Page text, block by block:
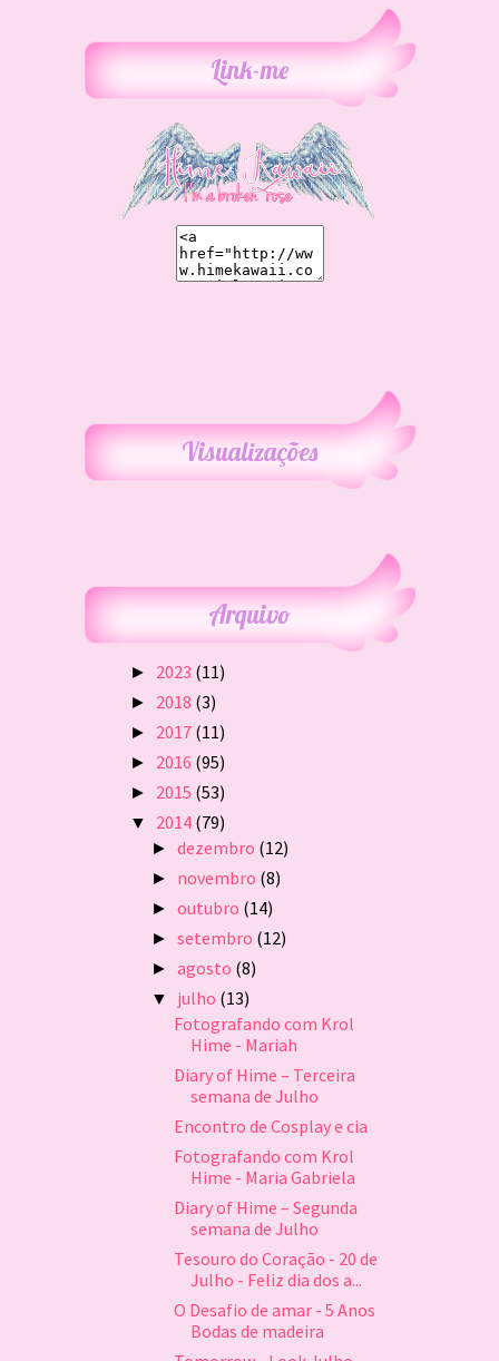
Link-me
Visualizações
Arquivo
► 2023 (11)
► 2018 (3)
► 2017 (11)
► 2016 (95)
► 2015 (53)
▼ 2014 (79)
►dezembro (12)
► novembro (8)
►outubro (14)
►setembro (12)
►agosto (8)
▼ julho (13)
Fotografando com Krol
Hime - Mariah
Diary of Hime – Terceira
semana de Julho
Encontro de Cosplay e cia
Fotografando com Krol
Hime - Maria Gabriela
Diary of Hime – Segunda
semana de Julho
Tesouro do Coração - 20 de
Julho - Feliz dia dos a...
O Desafio de amar - 5 Anos
Bodas de madeira